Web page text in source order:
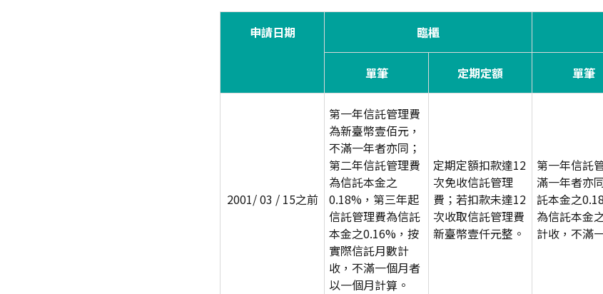
申請日期 臨櫃
單筆 定期定額 單筆
2001/ 03 / 15之前
第一年信託管理費
為新臺幣壹佰元，
不滿一年者亦同；
第二年信託管理費
為信託本金之
0.18%，第三年起
信託管理費為信託
本金之0.16%，按
實際信託月數計
收，不滿一個月者
以一個月計算。
定期定額扣款達12
次免收信託管理
費；若扣款未達12
次收取信託管理費
新臺幣壹仟元整。
第一年信託
滿一年者亦
託本金之
為信託本金
計收，不滿